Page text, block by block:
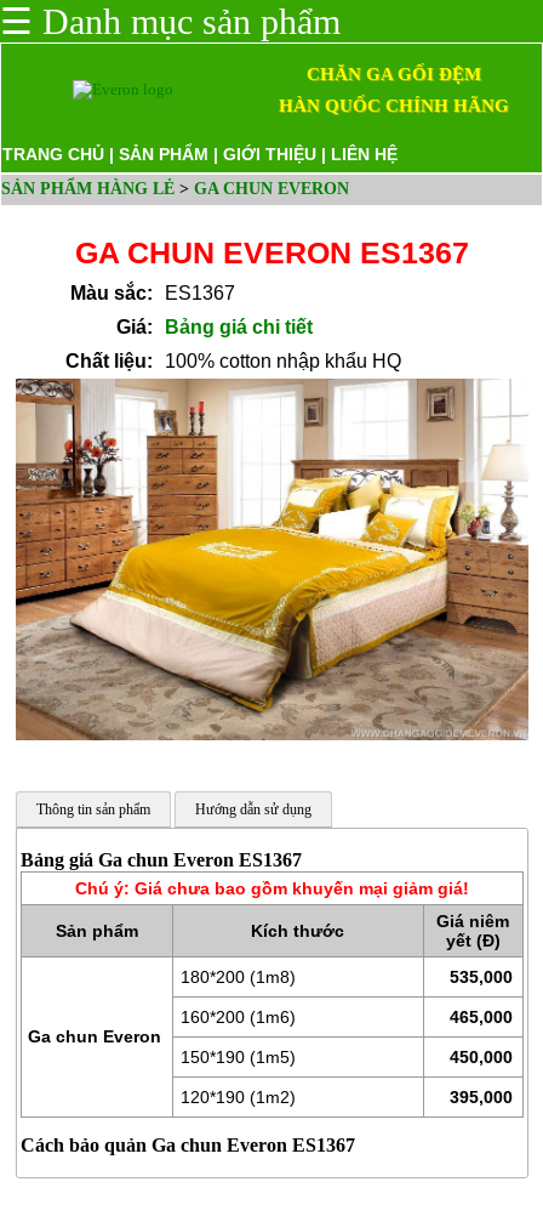
CHĂN
GA
GỐI
ĐỆM
XO
☰ Danh mục sản phẩm
CHĂN GA GỐI ĐỆM
HÀN QUỐC CHÍNH HÃNG
TRANG CHỦ | SẢN PHẨM | GIỚI THIỆU | LIÊN HỆ
SẢN PHẨM HÀNG LẺ > GA CHUN EVERON
GA CHUN EVERON ES1367
Màu sắc:
ES1367
Giá:
Bảng giá chi tiết
Chất liệu:
100% cotton nhập khẩu HQ
Thông tin sản phẩm Hướng dẫn sử dụng
Bảng giá Ga chun Everon ES1367
Chú ý: Giá chưa bao gồm khuyến mại giảm giá!
Sản phẩm Kích thước
Giá niêm
yết (Đ)
Ga chun Everon
180*200 (1m8) 535,000
160*200 (1m6) 465,000
150*190 (1m5) 450,000
120*190 (1m2) 395,000
Cách bảo quản Ga chun Everon ES1367